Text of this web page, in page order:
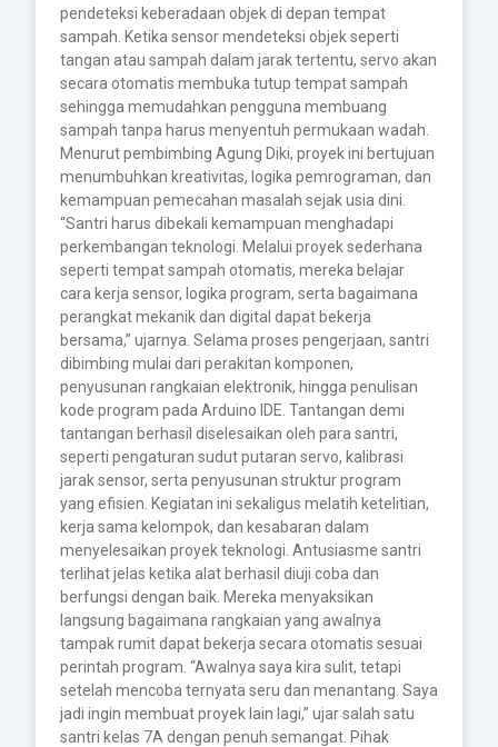
pendeteksi keberadaan objek di depan tempat
sampah. Ketika sensor mendeteksi objek seperti
tangan atau sampah dalam jarak tertentu, servo akan
secara otomatis membuka tutup tempat sampah
sehingga memudahkan pengguna membuang
sampah tanpa harus menyentuh permukaan wadah.
Menurut pembimbing Agung Diki, proyek ini bertujuan
menumbuhkan kreativitas, logika pemrograman, dan
kemampuan pemecahan masalah sejak usia dini.
“Santri harus dibekali kemampuan menghadapi
perkembangan teknologi. Melalui proyek sederhana
seperti tempat sampah otomatis, mereka belajar
cara kerja sensor, logika program, serta bagaimana
perangkat mekanik dan digital dapat bekerja
bersama,” ujarnya. Selama proses pengerjaan, santri
dibimbing mulai dari perakitan komponen,
penyusunan rangkaian elektronik, hingga penulisan
kode program pada Arduino IDE. Tantangan demi
tantangan berhasil diselesaikan oleh para santri,
seperti pengaturan sudut putaran servo, kalibrasi
jarak sensor, serta penyusunan struktur program
yang efisien. Kegiatan ini sekaligus melatih ketelitian,
kerja sama kelompok, dan kesabaran dalam
menyelesaikan proyek teknologi. Antusiasme santri
terlihat jelas ketika alat berhasil diuji coba dan
berfungsi dengan baik. Mereka menyaksikan
langsung bagaimana rangkaian yang awalnya
tampak rumit dapat bekerja secara otomatis sesuai
perintah program. “Awalnya saya kira sulit, tetapi
setelah mencoba ternyata seru dan menantang. Saya
jadi ingin membuat proyek lain lagi,” ujar salah satu
santri kelas 7A dengan penuh semangat. Pihak